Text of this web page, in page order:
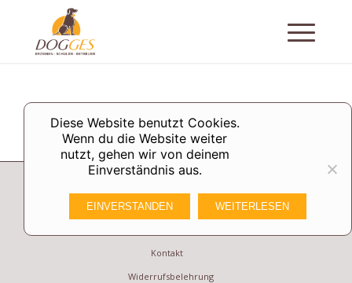
Datenschutzerklärung
Kontakt
Widerrufsbelehrung
Diese Website benutzt Cookies.
Wenn du die Website weiter
nutzt, gehen wir von deinem
Einverständnis aus.
EINVERSTANDEN WEITERLESEN